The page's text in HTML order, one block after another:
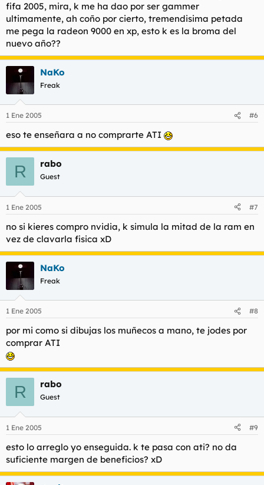
fifa 2005, mira, k me ha dao por ser gammer
ultimamente, ah coño por cierto, tremendisima petada
me pega la radeon 9000 en xp, esto k es la broma del
nuevo año??
NaKo
Freak
1 Ene 2005 #6
eso te enseñara a no comprarte ATI
R rabo
Guest
1 Ene 2005 #7
no si kieres compro nvidia, k simula la mitad de la ram en
vez de clavarla fisica xD
NaKo
Freak
1 Ene 2005 #8
por mi como si dibujas los muñecos a mano, te jodes por
comprar ATI
R rabo
Guest
1 Ene 2005 #9
esto lo arreglo yo enseguida. k te pasa con ati? no da
suficiente margen de beneficios? xD